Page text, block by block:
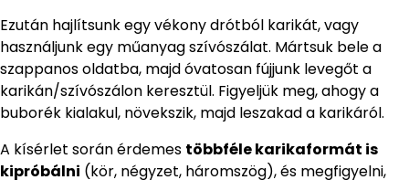
Ezután hajlítsunk egy vékony drótból karikát, vagy
használjunk egy műanyag szívószálat. Mártsuk bele a
szappanos oldatba, majd óvatosan fújjunk levegőt a
karikán/szívószálon keresztül. Figyeljük meg, ahogy a
buborék kialakul, növekszik, majd leszakad a karikáról.
A kísérlet során érdemes többféle karikaformát is
kipróbálni (kör, négyzet, háromszög), és megfigyelni,